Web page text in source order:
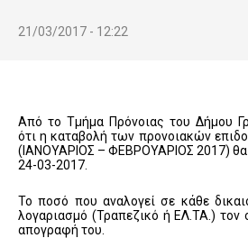
21/03/2017 - 12:22
Από το Τμήμα Πρόνοιας του Δήμου
ότι η καταβολή των προνοιακών
(ΙΑΝΟΥΑΡΙΟΣ – ΦΕΒΡΟΥΑΡΙΟΣ 2017) θα
24-03-2017.
Το ποσό που αναλογεί σε κάθε
λογαριασμό (Τραπεζικό ή ΕΛ.ΤΑ.) τον
απογραφή του.